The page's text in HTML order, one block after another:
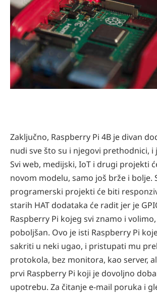
Zaključno, Raspberry Pi 4B je divan
nudi sve što su i njegovi prethodnici, i
Svi web, medijski, IoT i drugi projekti
novom modelu, samo još brže i bolje.
programerski projekti će biti
starih HAT dodataka će radit jer je
Raspberry Pi kojeg svi znamo i
poboljšan. Ovo je isti Raspberry Pi
sakriti u neki ugao, i pristupati mu
protokola, bez monitora, kao server,
prvi Raspberry Pi koji je dovoljno
upotrebu. Za čitanje e-mail poruka i